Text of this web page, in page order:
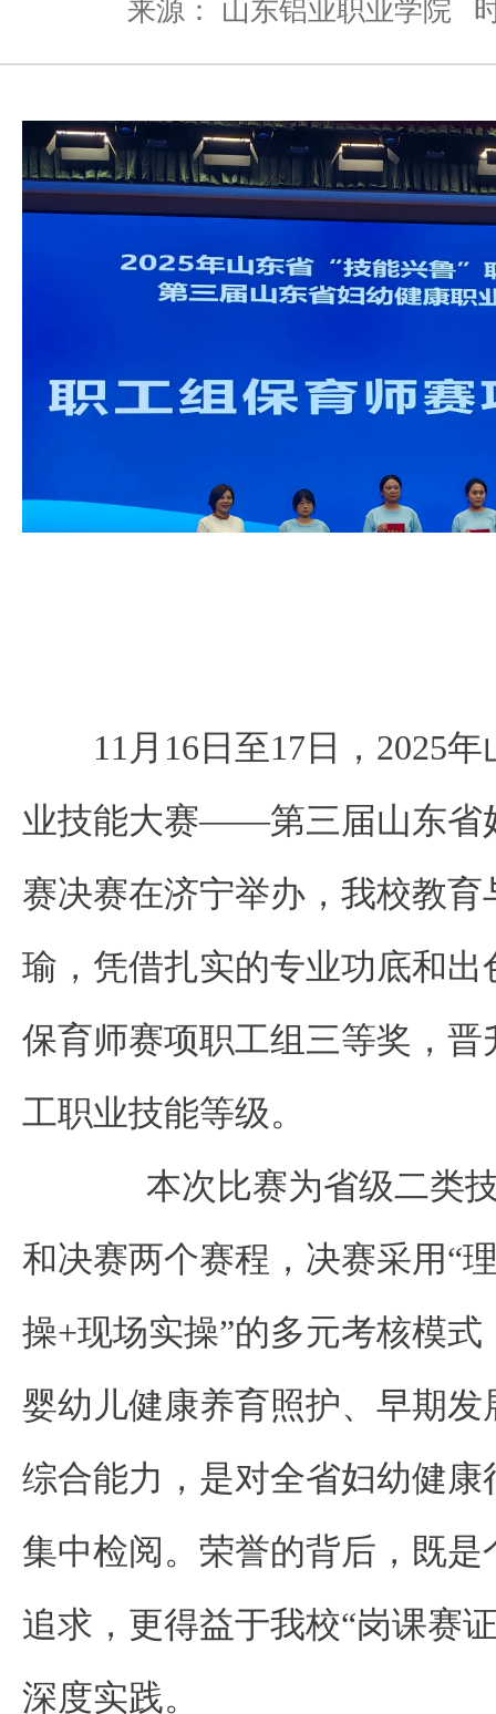
来源： 山东铝业职业学院
11月16日至17日，2025
业技能大赛——第三届山东省
赛决赛在济宁举办，我校教
瑜，凭借扎实的专业功底和
保育师赛项职工组三等奖，
工职业技能等级。
本次比赛为省级二类
和决赛两个赛程，决赛采用“
操+现场实操”的多元考核模
婴幼儿健康养育照护、早期
综合能力，是对全省妇幼健
集中检阅。荣誉的背后，既
追求，更得益于我校“岗课赛
深度实践。